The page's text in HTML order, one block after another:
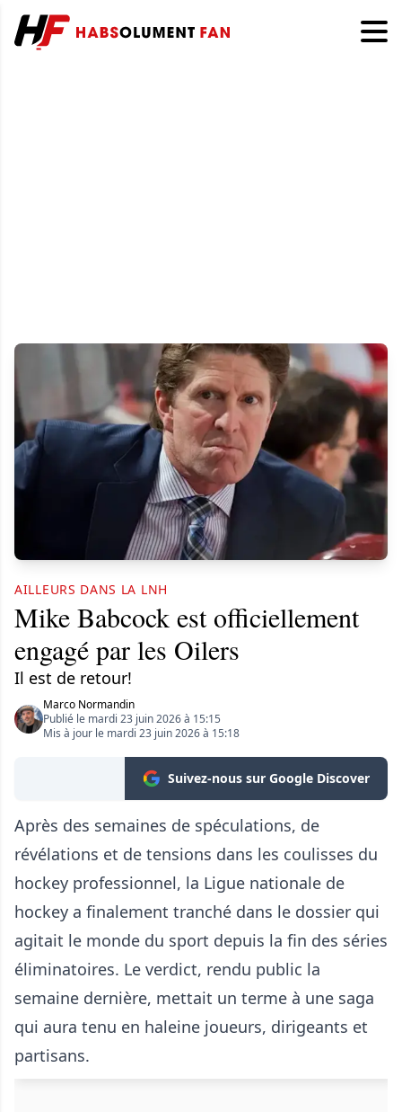
AILLEURS DANS LA LNH
Mike Babcock est officiellement
engagé par les Oilers
Il est de retour!
Marco Normandin
Publié le mardi 23 juin 2026 à 15:15
Mis à jour le mardi 23 juin 2026 à 15:18
Suivez-nous sur Google Discover
Après des semaines de spéculations, de
révélations et de tensions dans les coulisses du
hockey professionnel, la Ligue nationale de
hockey a finalement tranché dans le dossier qui
agitait le monde du sport depuis la fin des séries
éliminatoires. Le verdict, rendu public la
semaine dernière, mettait un terme à une saga
qui aura tenu en haleine joueurs, dirigeants et
partisans.